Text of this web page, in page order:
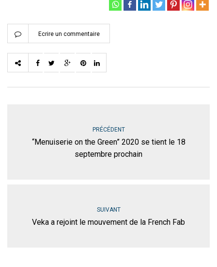
Ecrire un commentaire
PRÉCÉDENT
“Menuiserie on the Green” 2020 se tient le 18
septembre prochain
SUIVANT
Veka a rejoint le mouvement de la French Fab